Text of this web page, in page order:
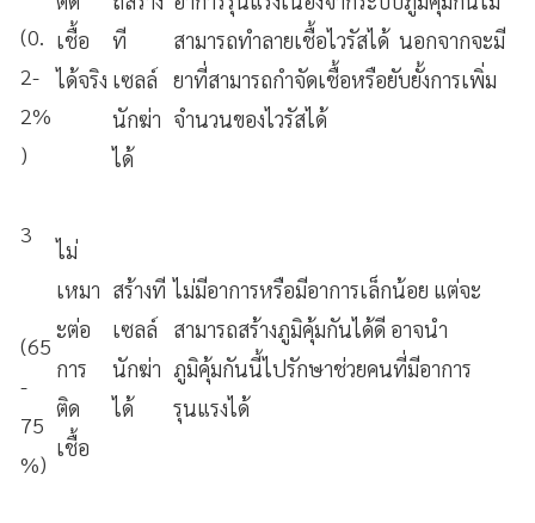
(0.
2-
2%
)
เชื้อ
ได้จริง
ที
เซลล์
นักฆ่า
ได้
สามารถทำลายเชื้อไวรัสได้ นอกจากจะมี
ยาที่สามารถกำจัดเชื้อหรือยับยั้งการเพิ่ม
จำนวนของไวรัสได้
3
(65
-
75
%)
ไม่
เหมา
ะต่อ
การ
ติด
เชื้อ
สร้างที
เซลล์
นักฆ่า
ได้
ไม่มีอาการหรือมีอาการเล็กน้อย แต่จะ
สามารถสร้างภูมิคุ้มกันได้ดี อาจนำ
ภูมิคุ้มกันนี้ไปรักษาช่วยคนที่มีอาการ
รุนแรงได้